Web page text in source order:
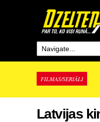
FILMAS/SERIĀLI
Latvijas